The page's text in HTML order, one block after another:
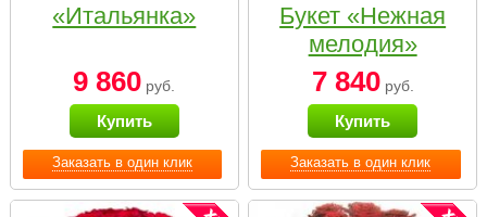
Заказать в один клик
«Итальянка»
9 860 руб.
Купить
Заказать в один клик
Букет «Нежная
мелодия»
7 840руб.
Купить